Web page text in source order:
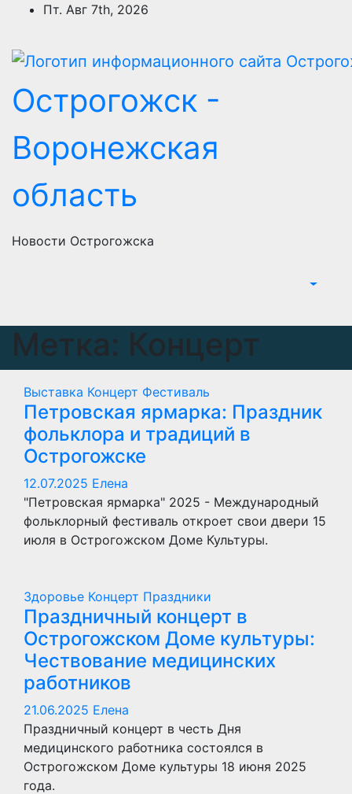
Перейти
содержимому
Пт. Авг 7th, 2026
Острогожск -
Воронежская
область
Новости Острогожска
Метка: Концерт
Выставка Концерт Фестиваль
Петровская ярмарка: Праздник
фольклора и традиций в
Острогожске
12.07.2025 Елена
"Петровская ярмарка" 2025 - Международный
фольклорный фестиваль откроет свои двери 15
июля в Острогожском Доме Культуры.
Здоровье Концерт Праздники
Праздничный концерт в
Острогожском Доме культуры:
Чествование медицинских
работников
21.06.2025 Елена
Праздничный концерт в честь Дня
медицинского работника состоялся в
Острогожском Доме культуры 18 июня 2025
года.